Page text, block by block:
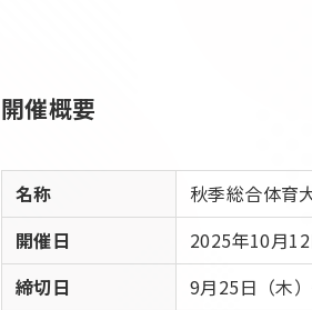
開催概要
名称
秋季総合体育
開催日
2025年10月
締切日
9月25日（木